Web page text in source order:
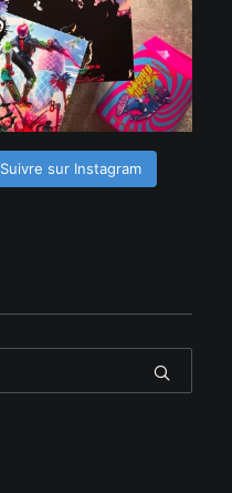
Suivre sur Instagram